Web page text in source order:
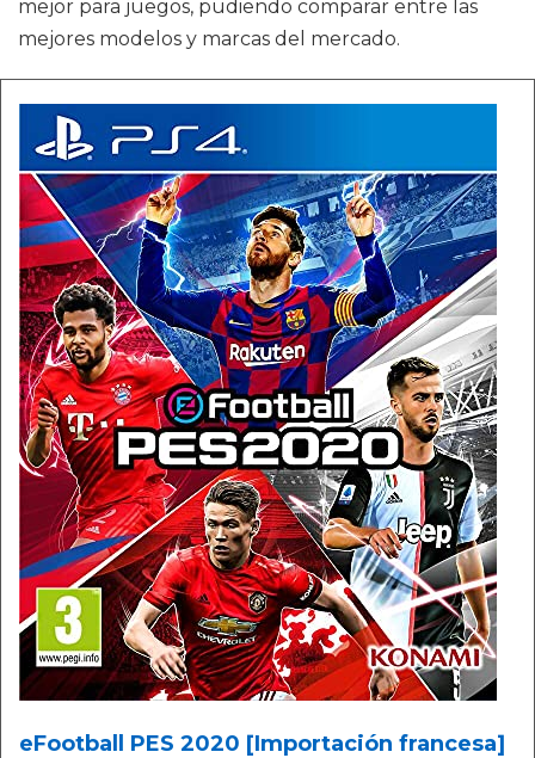
mejor para juegos, pudiendo comparar entre las
mejores modelos y marcas del mercado.
eFootball PES 2020 [Importación francesa]